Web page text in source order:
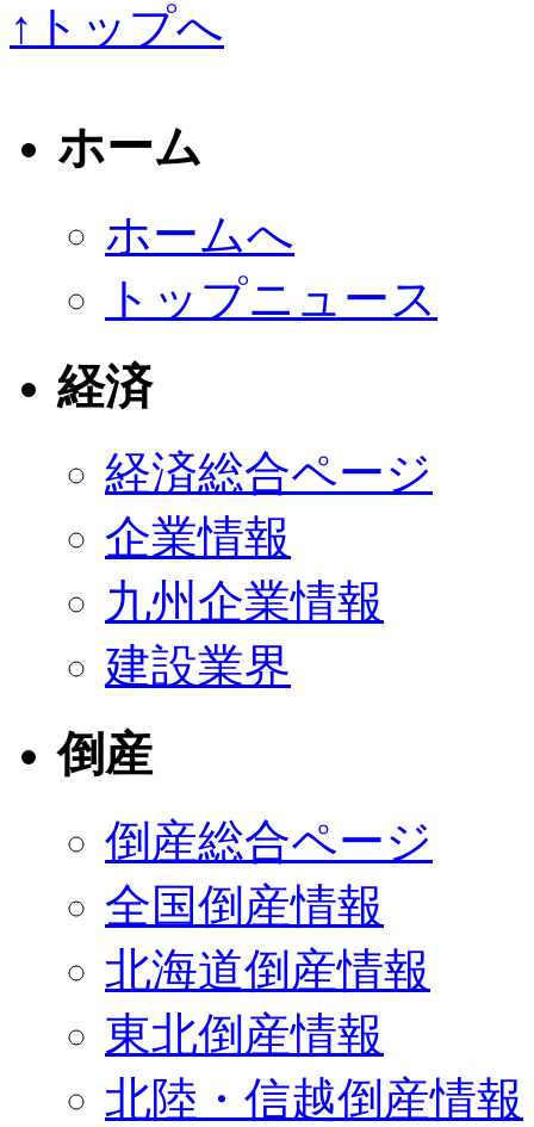
↑トップへ
ホーム
ホームへ
トップニュース
経済
経済総合ページ
企業情報
九州企業情報
建設業界
倒産
倒産総合ページ
全国倒産情報
北海道倒産情報
東北倒産情報
北陸・信越倒産情報